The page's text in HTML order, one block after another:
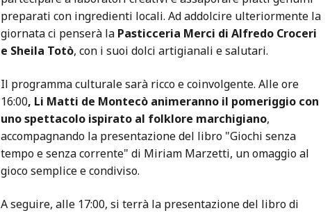
preparati con ingredienti locali. Ad addolcire ulteriormente la
giornata ci penserà la Pasticceria Merci di Alfredo Croceri
e Sheila Totò, con i suoi dolci artigianali e salutari.
Il programma culturale sarà ricco e coinvolgente. Alle ore
16:00, Li Matti de Montecò animeranno il pomeriggio con
uno spettacolo ispirato al folklore marchigiano,
accompagnando la presentazione del libro "Giochi senza
tempo e senza corrente" di Miriam Marzetti, un omaggio al
gioco semplice e condiviso.
A seguire, alle 17:00, si terrà la presentazione del libro di